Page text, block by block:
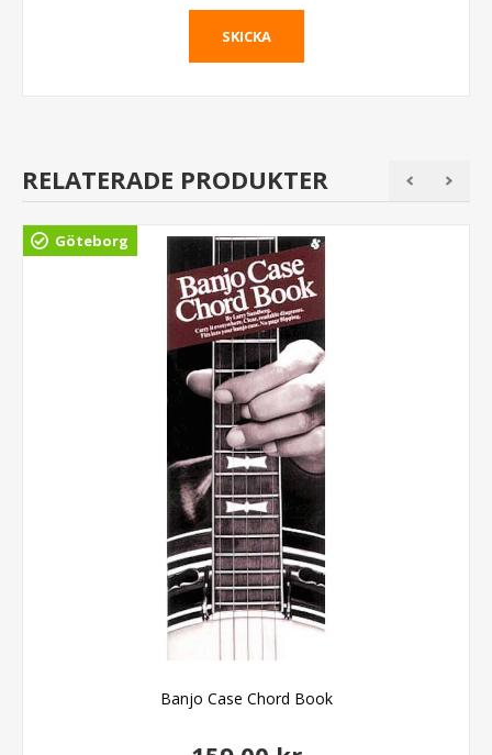
RELATERADE PRODUKTER
Göteborg
Banjo Case Chord Book